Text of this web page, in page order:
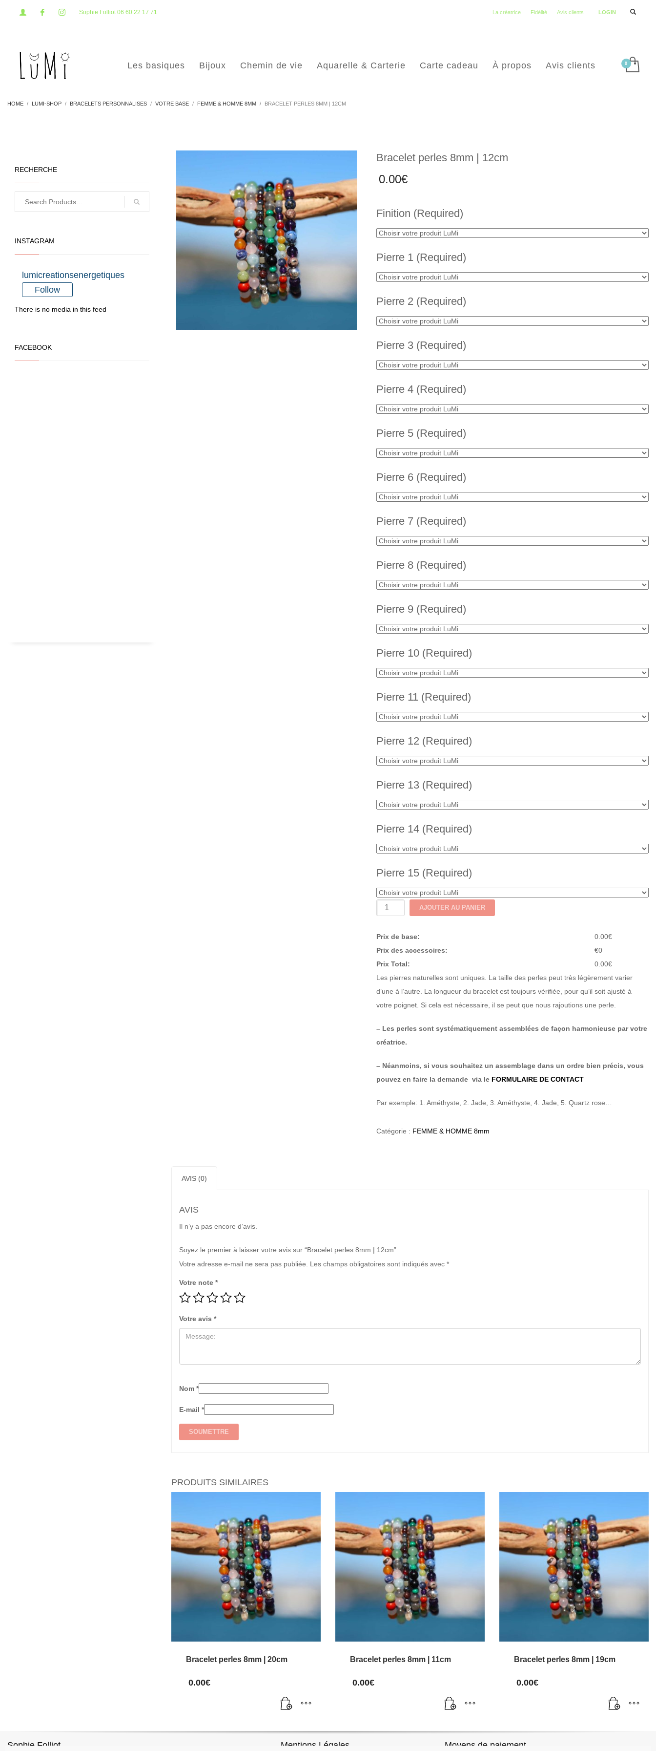
Sophie Folliot 06 60 22 17 71 La créatrice Fidélité Avis clients LOGIN
Les basiques Bijoux Chemin de vie Aquarelle & Carterie Carte cadeau À propos Avis clients
HOME LUMI-SHOP BRACELETS PERSONNALISES VOTRE BASE FEMME & HOMME 8MM BRACELET PERLES 8MM | 12CM
Bracelet perles 8mm | 12cm
0.00€
Finition (Required)
Pierre 1 (Required)
Pierre 2 (Required)
Pierre 3 (Required)
Pierre 4 (Required)
Pierre 5 (Required)
Pierre 6 (Required)
Pierre 7 (Required)
Pierre 8 (Required)
Pierre 9 (Required)
Pierre 10 (Required)
Pierre 11 (Required)
Pierre 12 (Required)
Pierre 13 (Required)
Pierre 14 (Required)
Pierre 15 (Required)
quantité
Bracelet
perles
8mm
|
12cm
AJOUTER AU PANIER
Prix de base: 0.00€
Prix des accessoires:
€0
Prix Total:
0.00€
Les pierres naturelles sont uniques. La taille des perles peut très légèrement varier
d’une à l’autre. La longueur du bracelet est toujours vérifiée, pour qu’il soit ajusté à
votre poignet. Si cela est nécessaire, il se peut que nous rajoutions une perle.
– Les perles sont systématiquement assemblées de façon harmonieuse par votre
créatrice.
– Néanmoins, si vous souhaitez un assemblage dans un ordre bien précis, vous
pouvez en faire la demande via le FORMULAIRE DE CONTACT
Par exemple: 1. Améthyste, 2. Jade, 3. Améthyste, 4. Jade, 5. Quartz rose…
Catégorie : FEMME & HOMME 8mm
AVIS (0)
AVIS
Il n’y a pas encore d’avis.
Soyez le premier à laisser votre avis sur “Bracelet perles 8mm | 12cm”
Votre adresse e-mail ne sera pas publiée.
Les champs obligatoires sont indiqués avec *
Votre note *
Votre avis *
Nom *
E-mail *
PRODUITS SIMILAIRES
Bracelet perles 8mm | 20cm
0.00€
Bracelet perles 8mm | 11cm
0.00€
Bracelet perles 8mm | 19cm
0.00€
RECHERCHE
INSTAGRAM
lumicreationsenergetiques
Follow
There is no media in this feed
FACEBOOK
Sophie Folliot Mentions Légales Moyens de paiement